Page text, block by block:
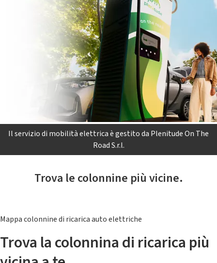
Il servizio di mobilità elettrica è gestito da Plenitude On The
Road S.r.l.
Trova le colonnine più vicine.
Mappa colonnine di ricarica auto elettriche
Trova la colonnina di ricarica più